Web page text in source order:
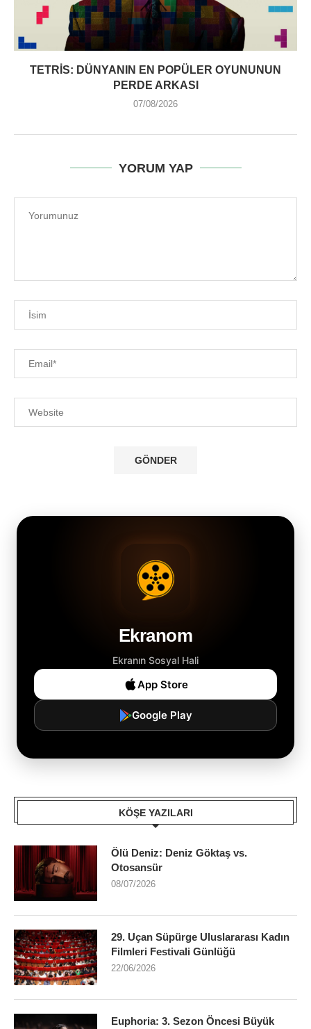
TETRIS: DÜNYANIN EN POPÜLER OYUNUNUN
PERDE ARKASI
07/08/2026
YORUM YAP
Ekranom
Ekranın Sosyal Hali
App Store
Google Play
KÖŞE YAZILARI
Ölü Deniz: Deniz Göktaş vs.
Otosansür
08/07/2026
29. Uçan Süpürge Uluslararası Kadın
Filmleri Festivali Günlüğü
22/06/2026
Euphoria: 3. Sezon Öncesi Büyük